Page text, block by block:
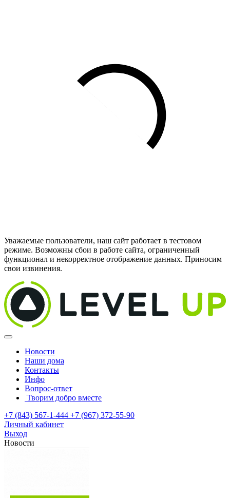
Уважаемые пользователи, наш сайт работает в тестовом
режиме. Возможны сбои в работе сайта, ограниченный
функционал и некорректное отображение данных. Приносим
свои извинения.
Новости
Наши дома
Контакты
Инфо
Вопрос-ответ
Творим добро вместе
+7 (843) 567-1-444 +7 (967) 372-55-90
Личный кабинет
Выход
Новости